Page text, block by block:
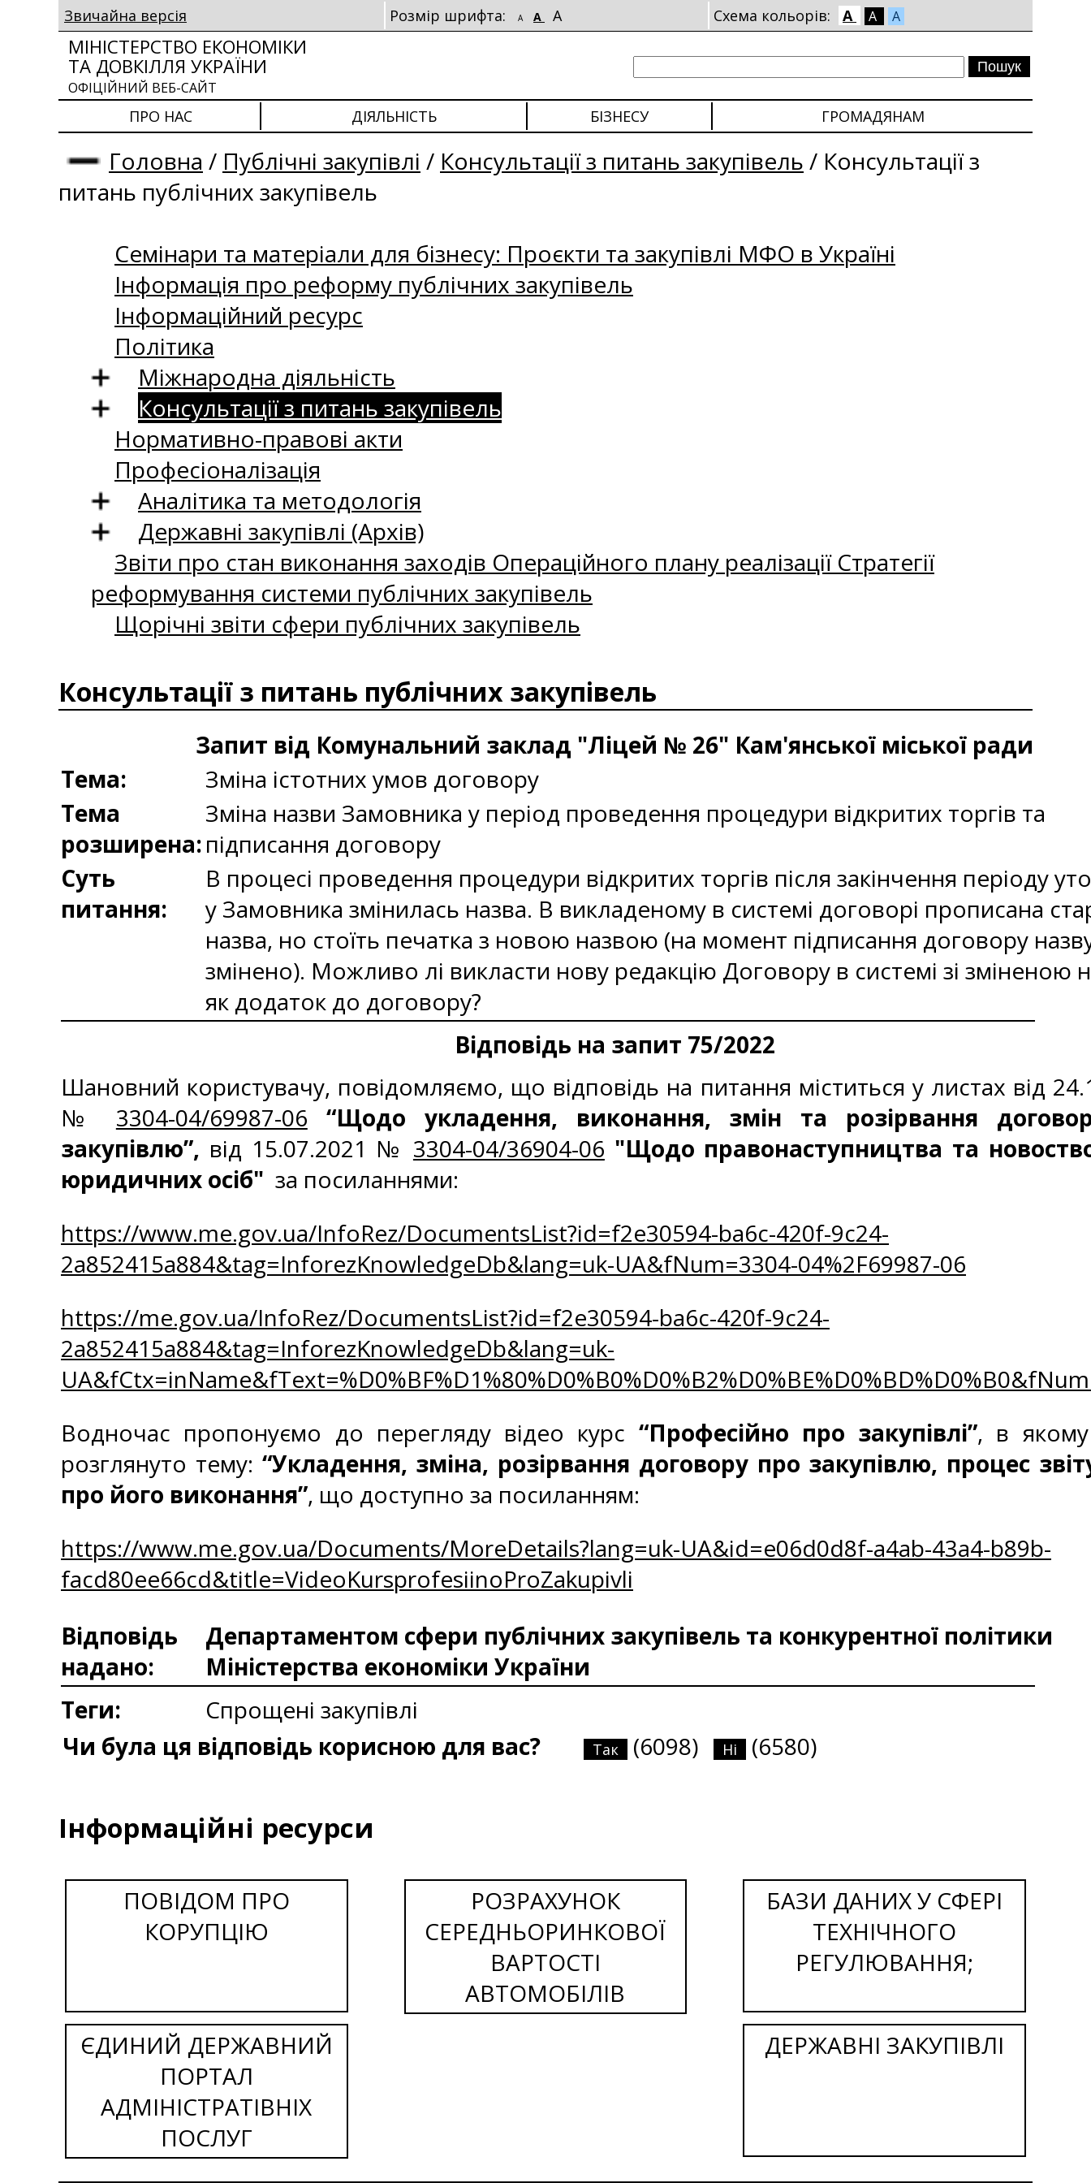
Звичайна версія Розмір шрифта: A A A Схема кольорів: A A A
МІНІСТЕРСТВО ЕКОНОМІКИ
ТА ДОВКІЛЛЯ УКРАЇНИ
ОФІЦІЙНИЙ ВЕБ-САЙТ
ПРО НАС ДІЯЛЬНІСТЬ БІЗНЕСУ ГРОМАДЯНАМ
Головна / Публічні закупівлі / Консультації з питань закупівель / Консультації з
питань публічних закупівель
Семінари та матеріали для бізнесу: Проєкти та закупівлі МФО в Україні
Інформація про реформу публічних закупівель
Інформаційний ресурс
Політика
Міжнародна діяльність
Консультації з питань закупівель
Нормативно-правові акти
Професіоналізація
Аналітика та методологія
Державні закупівлі (Архів)
Звіти про стан виконання заходів Операційного плану реалізації Стратегії
реформування системи публічних закупівель
Щорічні звіти сфери публічних закупівель
Консультації з питань публічних закупівель
Запит від Комунальний заклад "Ліцей № 26" Кам'янської міської ради
Тема:
Зміна істотних умов договору
Тема
розширена:
Зміна назви Замовника у період проведення процедури відкритих торгів та
підписання договору
Суть
питання:
В процесі проведення процедури відкритих торгів після закінчення періоду
у Замовника змінилась назва. В викладеному в системі договорі прописана
назва, но стоїть печатка з новою назвою (на момент підписання договору
змінено). Можливо лі викласти нову редакцію Договору в системі зі зміненою
як додаток до договору?
Відповідь на запит 75/2022
Шановний користувачу, повідомляємо, що відповідь на питання міститься у листах від
№ 3304-04/69987-06
“Щодо укладення, виконання, змін та розірвання
закупівлю”, від 15.07.2021 № 3304-04/36904-06 "Щодо правонаступництва та
юридичних осіб" за посиланнями:
https://www.me.gov.ua/InfoRez/DocumentsList?id=f2e30594-ba6c-420f-9c24-
2a852415a884&tag=InforezKnowledgeDb&lang=uk-UA&fNum=3304-04%2F69987-06
https://me.gov.ua/InfoRez/DocumentsList?id=f2e30594-ba6c-420f-9c24-
2a852415a884&tag=InforezKnowledgeDb&lang=uk-
Водночас пропонуємо до перегляду відео курс “Професійно про закупівлі”, в
розглянуто тему: “Укладення, зміна, розірвання договору про закупівлю, процес
про його виконання”, що доступно за посиланням:
https://www.me.gov.ua/Documents/MoreDetails?lang=uk-UA&id=e06d0d8f-a4ab-43a4-b89b-
facd80ee66cd&title=VideoKursprofesiinoProZakupivli
Відповідь
надано:
Департаментом сфери публічних закупівель та конкурентної політики
Міністерства економіки України
Теги:
Спрощені закупівлі
Чи була ця відповідь корисною для вас?
Так (6098) Ні (6580)
Інформаційні ресурси
ПОВІДОМ ПРО
КОРУПЦІЮ
РОЗРАХУНОК
СЕРЕДНЬОРИНКОВОЇ
ВАРТОСТІ
АВТОМОБІЛІВ
БАЗИ ДАНИХ У СФЕРІ
ТЕХНІЧНОГО
РЕГУЛЮВАННЯ;
ЄДИНИЙ ДЕРЖАВНИЙ
ПОРТАЛ
АДМІНІСТРАТІВНІХ
ПОСЛУГ
ДЕРЖАВНІ ЗАКУПІВЛІ